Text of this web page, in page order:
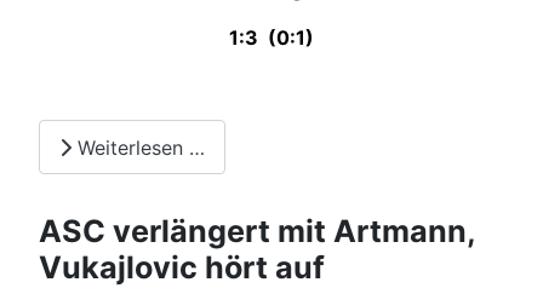
1:3 (0:1)
Weiterlesen …
ASC verlängert mit Artmann,
Vukajlovic hört auf